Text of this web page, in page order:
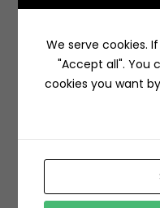
We serve cookies.
"Accept all". You
cookies you want